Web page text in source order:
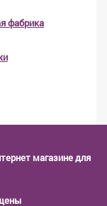
фабрика
магазине для